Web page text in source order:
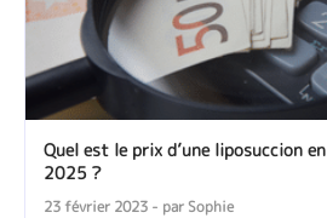
Quel est le prix d’une liposuccion en
2025 ?
23 février 2023 - par Sophie